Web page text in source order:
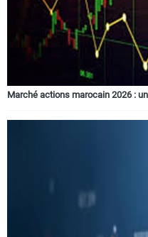
Marché actions marocain 2026 :